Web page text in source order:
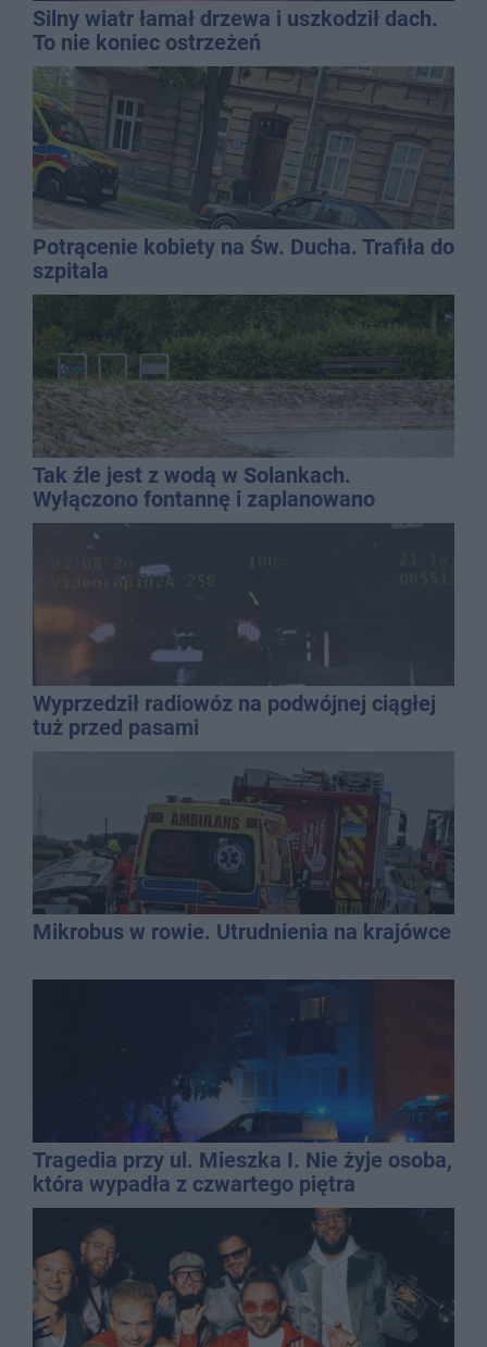
Silny wiatr łamał drzewa i uszkodził dach.
To nie koniec ostrzeżeń
Potrącenie kobiety na Św. Ducha. Trafiła do
szpitala
Tak źle jest z wodą w Solankach.
Wyłączono fontannę i zaplanowano
dolewkę
Wyprzedził radiowóz na podwójnej ciągłej
tuż przed pasami
Mikrobus w rowie. Utrudnienia na krajówce
Tragedia przy ul. Mieszka I. Nie żyje osoba,
która wypadła z czwartego piętra